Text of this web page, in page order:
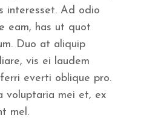
interesset. Ad odio
eam, has ut quot
Duo at aliquip
vis ei laudem
everti oblique pro.
voluptaria mei et, ex
mel.